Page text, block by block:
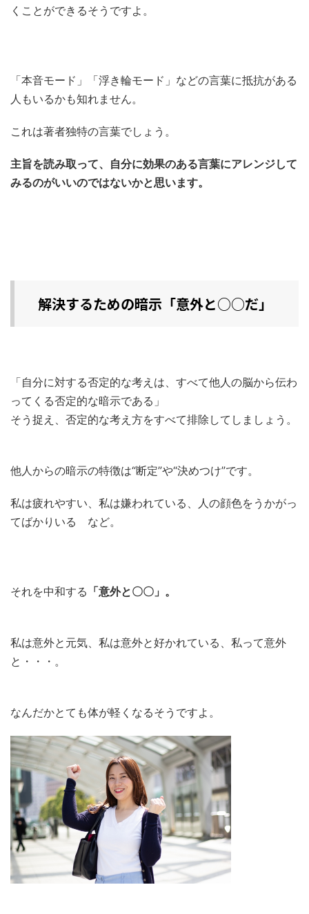
くことができるそうですよ。
「本音モード」「浮き輪モード」などの言葉に抵抗がある
人もいるかも知れません。
これは著者独特の言葉でしょう。
主旨を読み取って、自分に効果のある言葉にアレンジして
みるのがいいのではないかと思います。
解決するための暗示「意外と○○だ」
「自分に対する否定的な考えは、すべて他人の脳から伝わ
ってくる否定的な暗示である」
そう捉え、否定的な考え方をすべて排除してしましょう。
他人からの暗示の特徴は“断定”や“決めつけ”です。
私は疲れやすい、私は嫌われている、人の顔色をうかがっ
てばかりいる など。
それを中和する 「意外と〇〇」。
私は意外と元気、私は意外と好かれている、私って意外
と・・・。
なんだかとても体が軽くなるそうですよ。